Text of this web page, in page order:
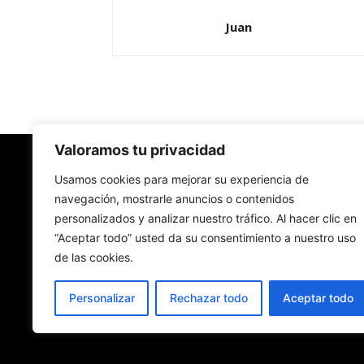
Valoramos tu privacidad
Usamos cookies para mejorar su experiencia de
navegación, mostrarle anuncios o contenidos
personalizados y analizar nuestro tráfico. Al hacer clic en
“Aceptar todo” usted da su consentimiento a nuestro uso
de las cookies.
Personalizar Rechazar todo Aceptar todo
Juan
Redes Cristianas
Una mirada alternativa sobre la Iglesia católica
- Colectivos de Redes Cristianas